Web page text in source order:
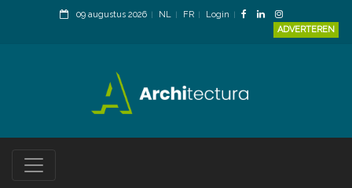
09 augustus 2026 NL FR
Login
ADVERTEREN